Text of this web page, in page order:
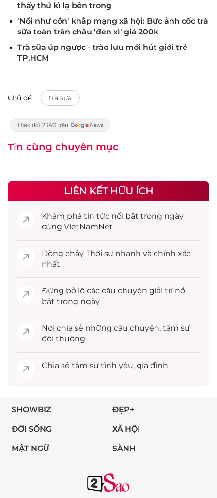
thấy thứ kì lạ bên trong
'Nổi như cồn' khắp mạng xã hội: Bức ảnh cốc trà
sữa toàn trân châu 'đen xì' giá 200k
Trà sữa úp ngược - trào lưu mới hút giới trẻ
TP.HCM
Chủ đề: trà sữa
Tin cùng chuyên mục
LIÊN KẾT HỮU ÍCH
Khám phá tin tức nổi bật trong ngày
cùng VietNamNet
Dòng chảy Thời sự nhanh và chính xác
nhất
Đừng bỏ lỡ các câu chuyện giải trínổi
bật trong ngày
Nơi chia sẻ những câu chuyện, tâm sự
đời thường
Chia sẻ tâm sự tình yêu, gia đình
SHOWBIZ ĐẸP+
ĐỜI SỐNG XÃ HỘI
MẬT NGỮ SÀNH